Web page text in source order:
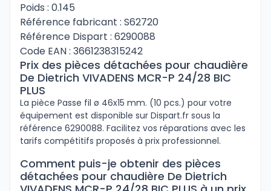
Poids : 0.145
Référence fabricant : S62720
Référence Dispart : 6290088
Code EAN : 3661238315242
Prix des pièces détachées pour chaudière
De Dietrich VIVADENS MCR-P 24/28 BIC
PLUS
La pièce Passe fil ø 46x15 mm. (10 pcs.) pour votre
équipement est disponible sur Dispart.fr sous la
référence 6290088. Facilitez vos réparations avec les
tarifs compétitifs proposés à prix professionnel.
Comment puis-je obtenir des pièces
détachées pour chaudière De Dietrich